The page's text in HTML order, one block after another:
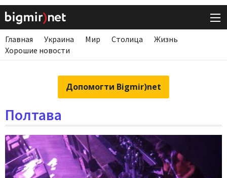
Главная Украина Мир Столица
Жизнь
Хорошие новости
Допомогти Bigmir)net
Полтава